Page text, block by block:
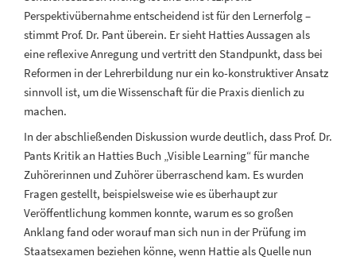
Perspektivübernahme entscheidend ist für den Lernerfolg –
stimmt Prof. Dr. Pant überein. Er sieht Hatties Aussagen als
eine reflexive Anregung und vertritt den Standpunkt, dass bei
Reformen in der Lehrerbildung nur ein ko-konstruktiver Ansatz
sinnvoll ist, um die Wissenschaft für die Praxis dienlich zu
machen.
In der abschließenden Diskussion wurde deutlich, dass Prof. Dr.
Pants Kritik an Hatties Buch „Visible Learning“ für manche
Zuhörerinnen und Zuhörer überraschend kam. Es wurden
Fragen gestellt, beispielsweise wie es überhaupt zur
Veröffentlichung kommen konnte, warum es so großen
Anklang fand oder worauf man sich nun in der Prüfung im
Staatsexamen beziehen könne, wenn Hattie als Quelle nun